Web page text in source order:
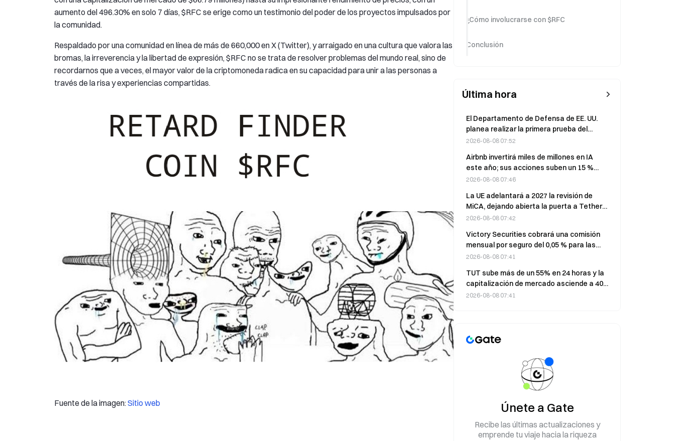
aumento del 496.30% en solo 7 días, $RFC se erige como un testimonio del poder de los proyectos impulsados por
la comunidad.
Respaldado por una comunidad en línea de más de 660,000 en X (Twitter), y arraigado en una cultura que valora las
bromas, la irreverencia y la libertad de expresión, $RFC no se trata de resolver problemas del mundo real, sino de
recordarnos que a veces, el mayor valor de la criptomoneda radica en su capacidad para unir a las personas a
través de la risa y experiencias compartidas.
Fuente de la imagen:Sitio web
¿Cómo involucrarse con $RFC
Conclusión
Última hora
El Departamento de Defensa de EE. UU.
planea realizar la primera prueba del
sistema de defensa antimisiles Golden
2026-08-08 07:52
Airbnb invertirá miles de millones en IA
este año; sus acciones suben un 15 %
tras superar las previsiones de beneficios
2026-08-08 07:46
La UE adelantará a 2027 la revisión de
MiCA, dejando abierta la puerta a Tether y
a las monedas estables de fuera de la UE
2026-08-08 07:42
Victory Securities cobrará una comisión
mensual por seguro del 0,05 % para las
cuentas de custodia de HashKey a partir
2026-08-08 07:41
TUT sube más de un 55% en 24 horas y la
capitalización de mercado asciende a 40
millones de dólares
2026-08-08 07:41
Únete a Gate
Recibe las últimas actualizaciones y
emprende tu viaje hacia la riqueza